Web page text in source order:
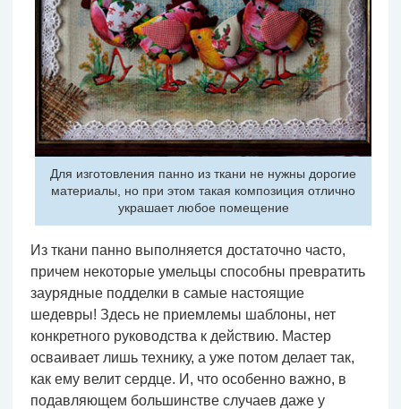
Для изготовления панно из ткани не нужны дорогие
материалы, но при этом такая композиция отлично
украшает любое помещение
Из ткани панно выполняется достаточно часто,
причем некоторые умельцы способны превратить
заурядные подделки в самые настоящие
шедевры! Здесь не приемлемы шаблоны, нет
конкретного руководства к действию. Мастер
осваивает лишь технику, а уже потом делает так,
как ему велит сердце. И, что особенно важно, в
подавляющем большинстве случаев даже у